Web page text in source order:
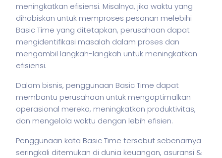
meningkatkan efisiensi. Misalnya, jika waktu yang
dihabiskan untuk memproses pesanan melebihi
Basic Time yang ditetapkan, perusahaan dapat
mengidentifikasi masalah dalam proses dan
mengambil langkah-langkah untuk meningkatkan
efisiensi.
Dalam bisnis, penggunaan Basic Time dapat
membantu perusahaan untuk mengoptimalkan
operasional mereka, meningkatkan produktivitas,
dan mengelola waktu dengan lebih efisien.
Penggunaan kata Basic Time tersebut sebenarnya
seringkali ditemukan di dunia keuangan, asuransi &